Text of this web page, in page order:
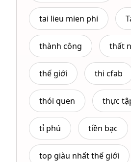
tai lieu mien phi
thành công thất
thế giới thi cfab
thói quen thực
tỉ phú tiền bạc
top giàu nhất thế giới